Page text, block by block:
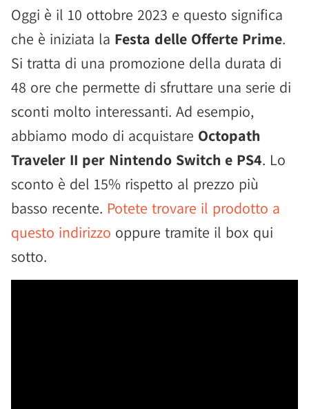
Oggi è il 10 ottobre 2023 e questo significa
che è iniziata la Festa delle Offerte Prime.
Si tratta di una promozione della durata di
48 ore che permette di sfruttare una serie di
sconti molto interessanti. Ad esempio,
abbiamo modo di acquistare Octopath
Traveler II per Nintendo Switch e PS4. Lo
sconto è del 15% rispetto al prezzo più
basso recente. Potete trovare il prodotto a
questo indirizzo oppure tramite il box qui
sotto.